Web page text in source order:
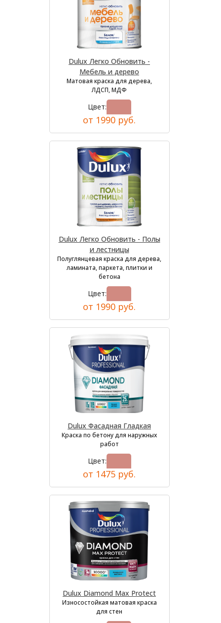
Dulux Легко Обновить -
Мебель и дерево
Матовая краска для дерева,
ЛДСП, МДФ
Цвет:
от 1990 руб.
Dulux Легко Обновить - Полы
и лестницы
Полуглянцевая краска для дерева,
ламината, паркета, плитки и
бетона
Цвет:
от 1990 руб.
Dulux Фасадная Гладкая
Краска по бетону для наружных
работ
Цвет:
от 1475 руб.
Dulux Diamond Max Protect
Износостойкая матовая краска
для стен